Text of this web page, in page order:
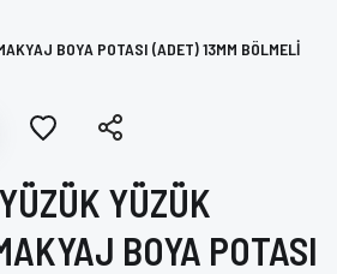
BOYA POTASI (ADET) 13MM BÖLMELİ
YÜZÜK
BOYA POTASI